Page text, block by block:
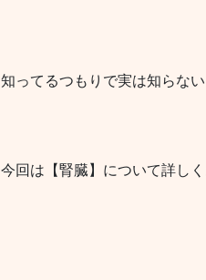
知ってるつもりで実は知らな
今回は【腎臓】について詳し